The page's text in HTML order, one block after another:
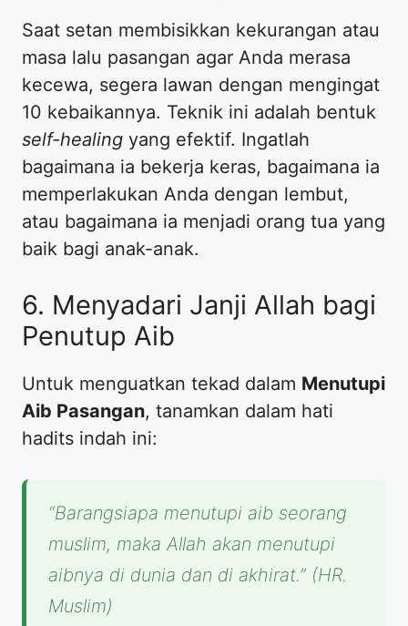
​Saat setan membisikkan kekurangan atau
masa lalu pasangan agar Anda merasa
kecewa, segera lawan dengan mengingat
10 kebaikannya. Teknik ini adalah bentuk
self-healing yang efektif. Ingatlah
bagaimana ia bekerja keras, bagaimana ia
memperlakukan Anda dengan lembut,
atau bagaimana ia menjadi orang tua yang
baik bagi anak-anak.
​6. Menyadari Janji Allah bagi
Penutup Aib
​Untuk menguatkan tekad dalam Menutupi
Aib Pasangan, tanamkan dalam hati
hadits indah ini:
“Barangsiapa menutupi aib seorang
muslim, maka Allah akan menutupi
aibnya di dunia dan di akhirat.” (HR.
Muslim)